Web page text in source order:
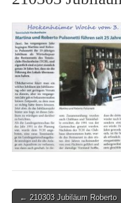
Post← 210303 Jubiläum Roberto